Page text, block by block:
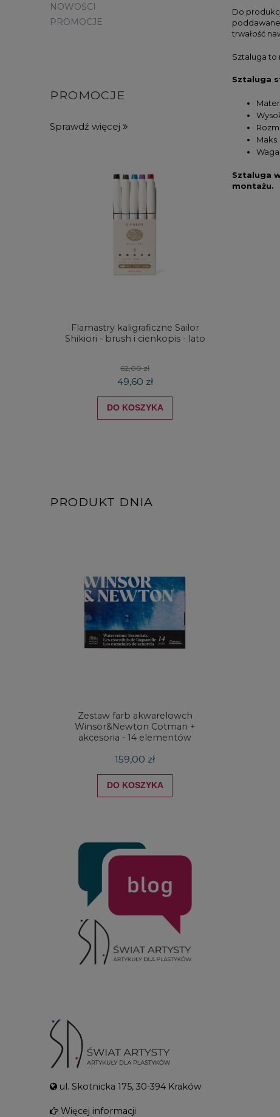
NOWOŚCI
PROMOCJE
PROMOCJE
Sprawdź więcej
Flamastry kaligraficzne Sailor
Shikiori - brush i cienkopis - lato
62,00 zł
49,60 zł
DO KOSZYKA
PRODUKT DNIA
Zestaw farb akwarelowch
Winsor&Newton Cotman +
akcesoria - 14 elementów
159,00 zł
DO KOSZYKA
Do
trwałość
Sztaluga to
Sztaluga
Sztaluga
montażu.
ul. Skotnicka 175, 30-394 Kraków
Więcej informacji